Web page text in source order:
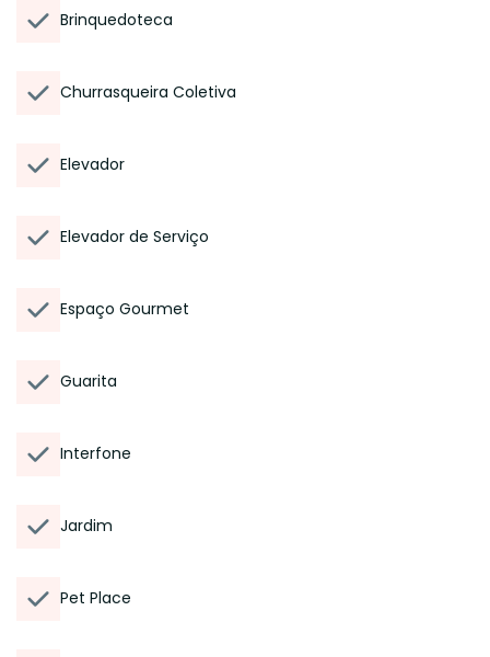
Brinquedoteca
Churrasqueira Coletiva
Elevador
Elevador de Serviço
Espaço Gourmet
Guarita
Interfone
Jardim
Pet Place